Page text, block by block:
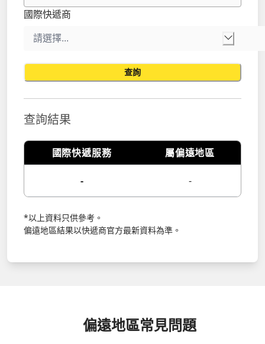
國際快遞商
查詢
查詢結果
國際快遞服務 屬偏遠地區
- -
*以上資料只供參考。
偏遠地區結果以快遞商官方最新資料為準。
偏遠地區常見問題